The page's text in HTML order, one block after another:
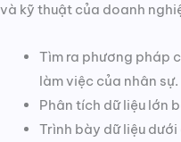
và kỹ thuật của doanh
Tìm ra phương pháp
làm việc của nhân sự.
Phân tích dữ liệu lớn
Trình bày dữ liệu